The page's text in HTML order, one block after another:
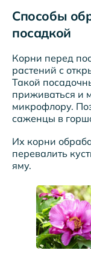
Способы
посадкой
Корни перед
растений с
Такой
приживаться и
микрофлору.
саженцы в
Их корни
перевалить
яму.